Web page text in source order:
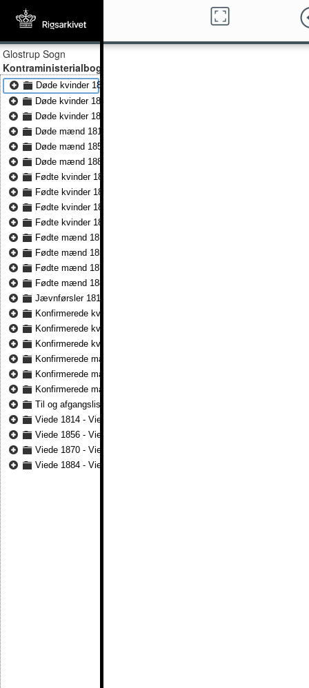
Glostrup Sogn
Kontraministerialbog
Døde kvinder 1815 - Døde kvinder 1855
Døde kvinder 1855 - Døde kvinder 1883
Døde kvinder 1884 - Døde kvinder 1891
Døde mænd 1815 - Døde mænd 1855
Døde mænd 1855 - Døde mænd 1883
Døde mænd 1884 - Døde mænd 1891
Fødte kvinder 1815 - Fødte kvinder 1851
Fødte kvinder 1851 - Fødte kvinder 1872
Fødte kvinder 1872 - Fødte kvinder 1883
Fødte kvinder 1884 - Fødte kvinder 1891
Fødte mænd 1815 - Fødte mænd 1851
Fødte mænd 1851 - Fødte mænd 1872
Fødte mænd 1872 - Fødte mænd 1883
Fødte mænd 1884 - Fødte mænd 1891
Jævnførsler 1814 - Jævnførsler 1839
Konfirmerede kvinder 1815 - Konfirmerede kvinder 1872
Konfirmerede kvinder 1873 - Konfirmerede kvinder 1883
Konfirmerede kvinder 1884 - Konfirmerede kvinder 1891
Konfirmerede mænd 1815 - Konfirmerede mænd 1872
Konfirmerede mænd 1873 - Konfirmerede mænd 1883
Konfirmerede mænd 1884 - Konfirmerede mænd 1891
Til og afgangslister 1815 - Til og afgangslister 1816
Viede 1814 - Viede 1855
Viede 1856 - Viede 1870
Viede 1870 - Viede 1883
Viede 1884 - Viede 1891